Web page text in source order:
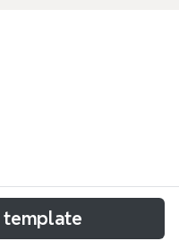
eine strukturierte
template